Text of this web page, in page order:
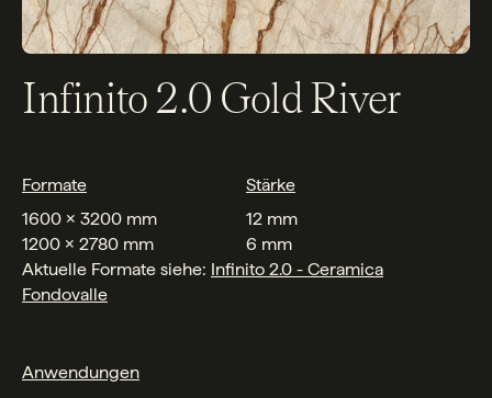
Infinito 2.0 Gold River
Formate
Stärke
1600 x 3200 mm
12 mm
1200 x 2780 mm
6 mm
Aktuelle Formate siehe: Infinito 2.0 - Ceramica
Fondovalle
Anwendungen